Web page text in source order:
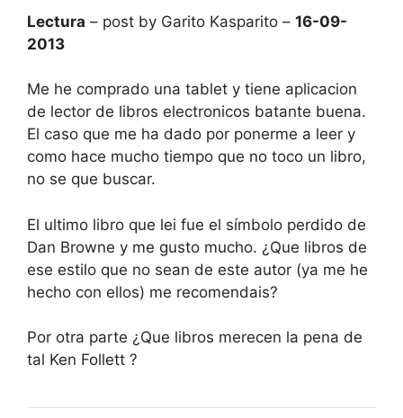
Lectura – post by Garito Kasparito – 16-09-
2013
Me he comprado una tablet y tiene aplicacion
de lector de libros electronicos batante buena.
El caso que me ha dado por ponerme a leer y
como hace mucho tiempo que no toco un libro,
no se que buscar.
El ultimo libro que lei fue el símbolo perdido de
Dan Browne y me gusto mucho. ¿Que libros de
ese estilo que no sean de este autor (ya me he
hecho con ellos) me recomendais?
Por otra parte ¿Que libros merecen la pena de
tal Ken Follett ?